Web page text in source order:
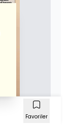
Favoriler